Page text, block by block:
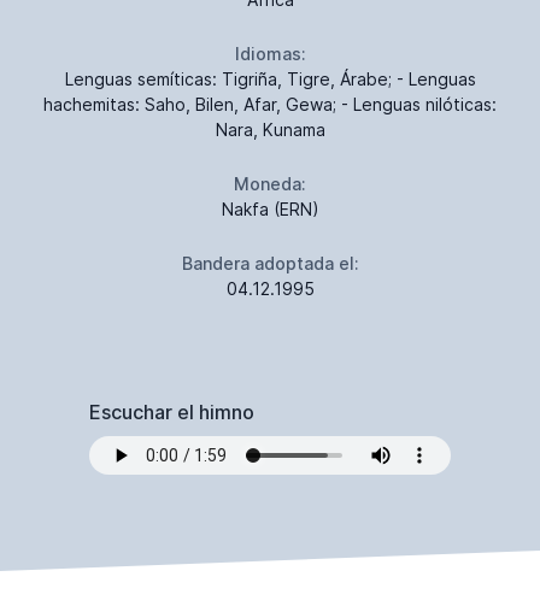
Idiomas:
Lenguas semíticas: Tigriña, Tigre, Árabe; - Lenguas
hachemitas: Saho, Bilen, Afar, Gewa; - Lenguas nilóticas:
Nara, Kunama
Moneda:
Nakfa (ERN)
Bandera adoptada el:
04.12.1995
Escuchar el himno